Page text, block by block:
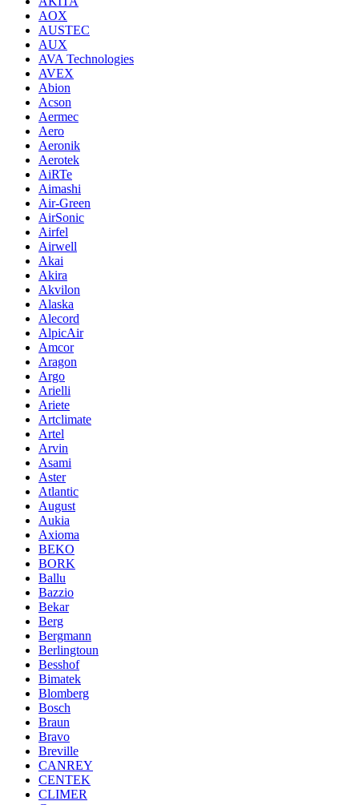
AOX
AUSTEC
AUX
AVA Technologies
AVEX
Abion
Acson
Aermec
Aero
Aeronik
Aerotek
AiRTe
Aimashi
Air-Green
AirSonic
Airfel
Airwell
Akai
Akira
Akvilon
Alaska
Alecord
AlpicAir
Amcor
Aragon
Argo
Arielli
Ariete
Artclimate
Artel
Arvin
Asami
Aster
Atlantic
August
Aukia
Axioma
BEKO
BORK
Ballu
Bazzio
Bekar
Berg
Bergmann
Berlingtoun
Besshof
Bimatek
Blomberg
Bosch
Braun
Bravo
Breville
CANREY
CENTEK
CLIMER